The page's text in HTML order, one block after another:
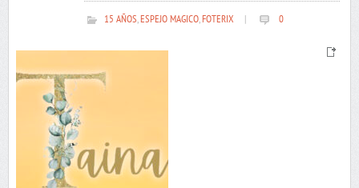
15 AÑOS,ESPEJO MAGICO,FOTERIX 0